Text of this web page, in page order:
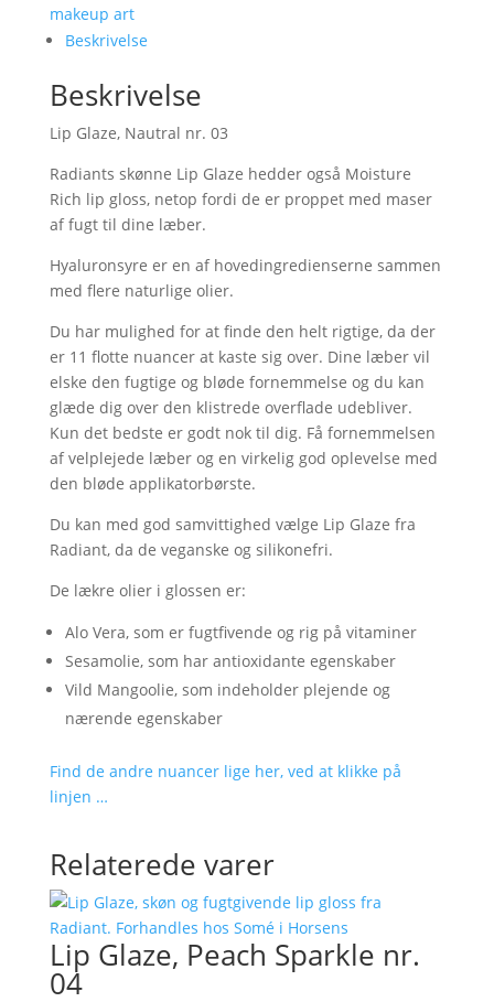
antal
makeup art
Beskrivelse
Beskrivelse
Lip Glaze, Nautral nr. 03
Radiants skønne Lip Glaze hedder også Moisture
Rich lip gloss, netop fordi de er proppet med maser
af fugt til dine læber.
Hyaluronsyre er en af hovedingredienserne sammen
med flere naturlige olier.
Du har mulighed for at finde den helt rigtige, da der
er 11 flotte nuancer at kaste sig over. Dine læber vil
elske den fugtige og bløde fornemmelse og du kan
glæde dig over den klistrede overflade udebliver.
Kun det bedste er godt nok til dig. Få fornemmelsen
af velplejede læber og en virkelig god oplevelse med
den bløde applikatorbørste.
Du kan med god samvittighed vælge Lip Glaze fra
Radiant, da de veganske og silikonefri.
De lækre olier i glossen er:
Alo Vera, som er fugtfivende og rig på vitaminer
Sesamolie, som har antioxidante egenskaber
Vild Mangoolie, som indeholder plejende og
nærende egenskaber
Find de andre nuancer lige her, ved at klikke på
linjen …
Relaterede varer
Lip Glaze, Peach Sparkle nr.
04